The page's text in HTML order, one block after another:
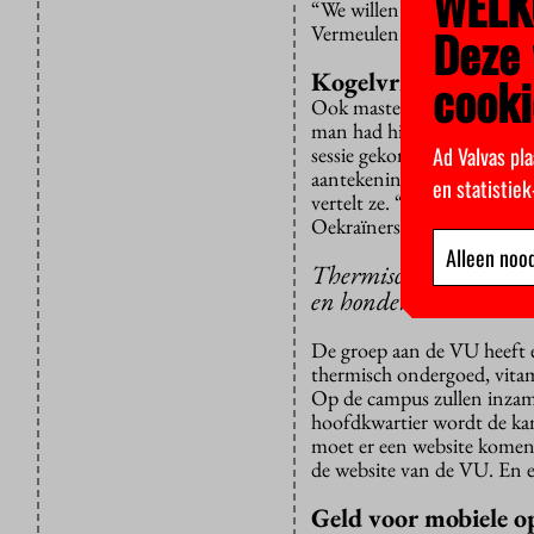
“We willen studenten als
Vermeulen.
Kogelvrije vesten
Ook masterstudent Uliana
man had hier een baan
sessie gekomen. Yeva is
aantekeningen maakt op
vertelt ze. “Ik was zover
Oekraïners in Nederland
Thermisch
en hondenvoer
De groep aan de VU heeft
thermisch ondergoed,
Op de campus zullen
hoofdkwartier wordt de
moet er een website
de website van de VU. En
Geld voor mobiele
Ad Valvas
en
Alleen